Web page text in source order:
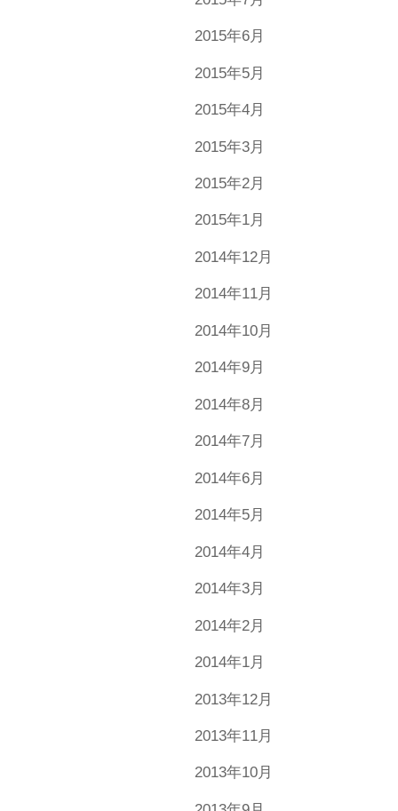
2015年6月
2015年5月
2015年4月
2015年3月
2015年2月
2015年1月
2014年12月
2014年11月
2014年10月
2014年9月
2014年8月
2014年7月
2014年6月
2014年5月
2014年4月
2014年3月
2014年2月
2014年1月
2013年12月
2013年11月
2013年10月